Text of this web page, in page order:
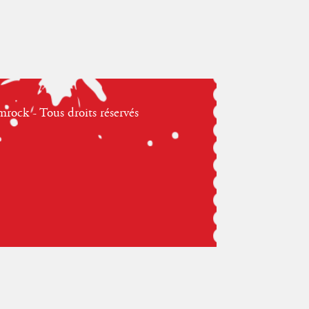
- Tous droits réservés